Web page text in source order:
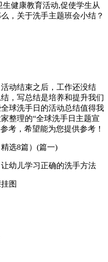
健康教育活动,促使学生从
，关于洗手主题班会小结？
动结束之后，工作还没结
，写总结是培养和提升我们
球洗手日的活动总结值得我
整理的“全球洗手日主题宣
考，希望能为您提供参考！
选8篇）(篇一)
幼儿学习正确的洗手方法
图